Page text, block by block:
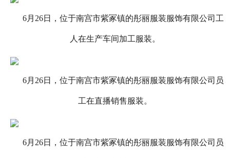
6月26日，位于南宫市紫冢镇的彤丽服装服饰有限公司工
人在生产车间加工服装。
6月26日，位于南宫市紫冢镇的彤丽服装服饰有限公司员
工在直播销售服装。
6月26日，位于南宫市紫冢镇的彤丽服装服饰有限公司员